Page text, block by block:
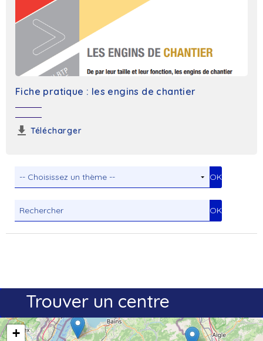
Fiche pratique : les engins de chantier
Télécharger
Trouver un centre
+